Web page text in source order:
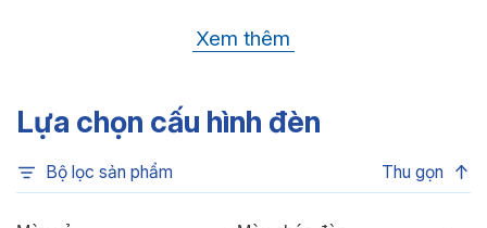
CREE (USA)
Nhiệt độ màu:6500K, 4000K, 3500K,
3000K, 3CCT
Chỉ số hoàn màu:
Xem thêm
Lựa chọn cấu hình đèn
Bộ lọc sản phẩm Thu gọn